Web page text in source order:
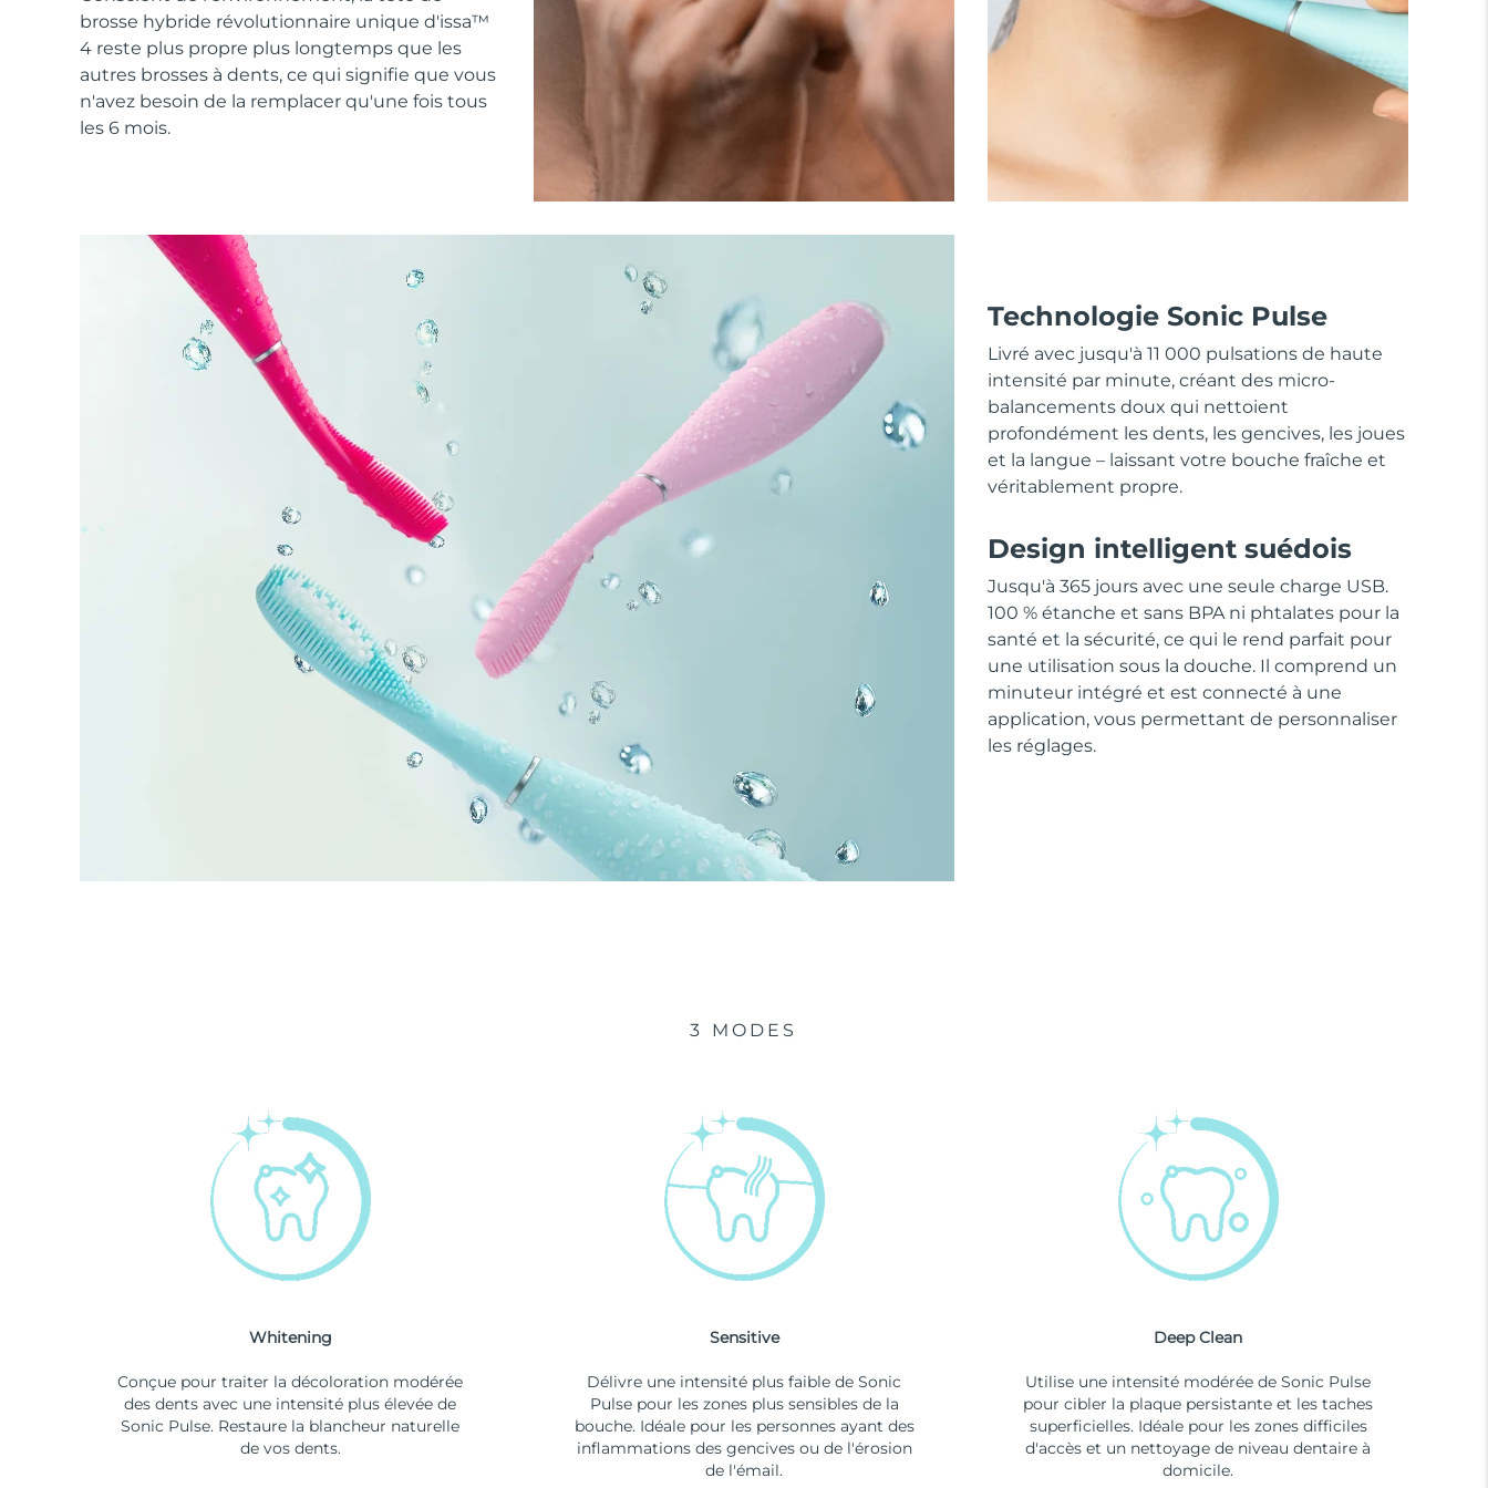
brosse hybride révolutionnaire unique d'issa™
4 reste plus propre plus longtemps que les
autres brosses à dents, ce qui signifie que vous
n'avez besoin de la remplacer qu'une fois tous
les 6 mois.
Technologie Sonic Pulse
Livré avec jusqu'à 11 000 pulsations de haute
intensité par minute, créant des micro-
balancements doux qui nettoient
profondément les dents, les gencives, les joues
et la langue – laissant votre bouche fraîche et
véritablement propre.
Design intelligent suédois
Jusqu'à 365 jours avec une seule charge USB.
100 % étanche et sans BPA ni phtalates pour la
santé et la sécurité, ce qui le rend parfait pour
une utilisation sous la douche. Il comprend un
minuteur intégré et est connecté à une
application, vous permettant de personnaliser
les réglages.
3 MODES
Whitening
Conçue pour traiter la décoloration modérée
des dents avec une intensité plus élevée de
Sonic Pulse. Restaure la blancheur naturelle
de vos dents.
Sensitive
Délivre une intensité plus faible de Sonic
Pulse pour les zones plus sensibles de la
bouche. Idéale pour les personnes ayant des
inflammations des gencives ou de l'érosion
de l'émail.
Deep Clean
Utilise une intensité modérée de Sonic Pulse
pour cibler la plaque persistante et les taches
superficielles. Idéale pour les zones difficiles
d'accès et un nettoyage de niveau dentaire à
domicile.
All revitalizing eye massagers
Soins de la peau KIWI™
Advanced pore care essentials
Serum
For healthy hair
issa™ Teeth Whitening Gel
18% PAP
Cosmétiques Hommes